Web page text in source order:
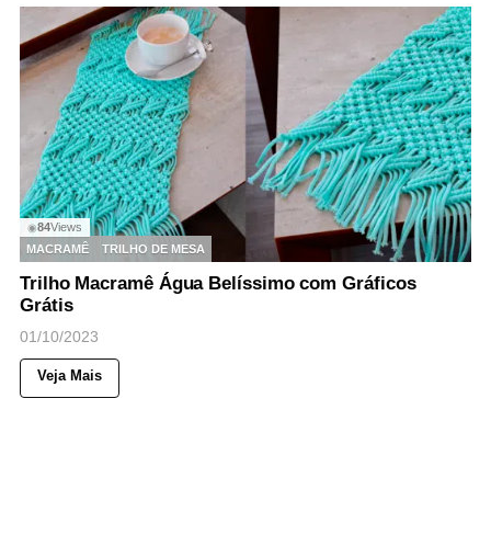
◉84Views
MACRAMÊ
TRILHO DE MESA
Trilho Macramê Água Belíssimo com Gráficos
Grátis
01/10/2023
Veja Mais